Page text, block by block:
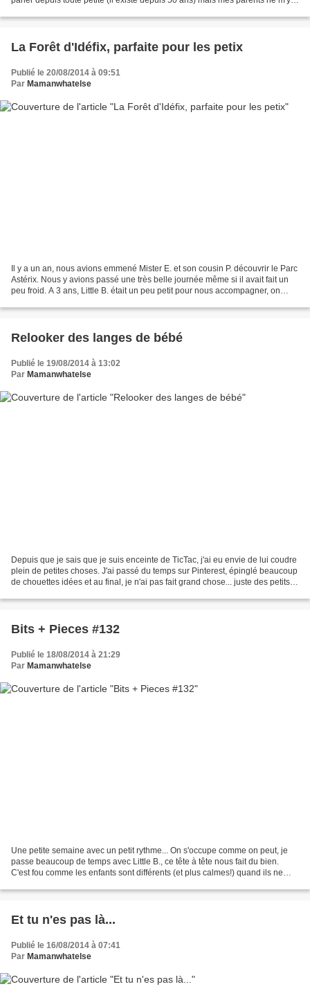
La Forêt d'Idéfix, parfaite pour les petix
Publié le 20/08/2014 à 09:51
Par Mamanwhatelse
Il y a un an, nous avions emmené Mister E. et son cousin P. découvrir le Parc
Astérix. Nous y avions passé une très belle journée même si il avait fait un
peu froid. A 3 ans, Little B. était un peu petit pour nous accompagner, on
Relooker des langes de bébé
Publié le 19/08/2014 à 13:02
Par Mamanwhatelse
Depuis que je sais que je suis enceinte de TicTac, j'ai eu envie de lui coudre
plein de petites choses. J'ai passé du temps sur Pinterest, épinglé beaucoup
de chouettes idées et au final, je n'ai pas fait grand chose... juste des petits
Bits + Pieces #132
Publié le 18/08/2014 à 21:29
Par Mamanwhatelse
Une petite semaine avec un petit rythme... On s'occupe comme on peut, je
passe beaucoup de temps avec Little B., ce tête à tête nous fait du bien.
C'est fou comme les enfants sont différents (et plus calmes!) quand ils ne
Et tu n'es pas là...
Publié le 16/08/2014 à 07:41
Par Mamanwhatelse